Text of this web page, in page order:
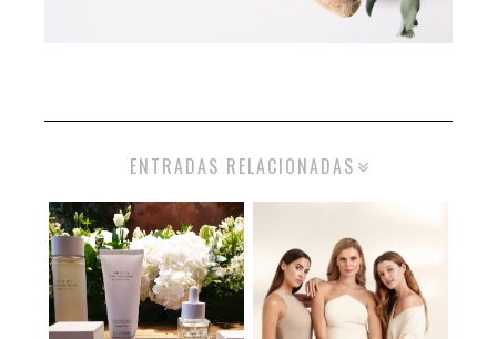
ENTRADAS RELACIONADAS